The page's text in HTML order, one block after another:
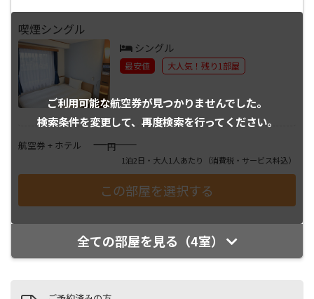
ご利用可能な航空券が見つかりませんでした。
検索条件を変更して、 再度検索を行ってください。
喫煙シングル
シングル
最安値 大人気！残り1部屋
航空券 + ホテル ――――円
1泊2日・大人1人あたり （消費税・サービス料込）
全ての部屋を見る（4室）